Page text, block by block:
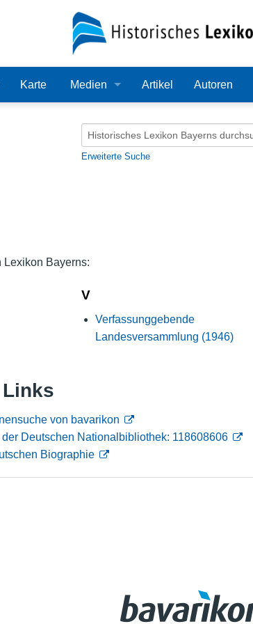
Karte Medien
Audio
Artikel Autoren
Erweiterte Suche
Bayerns:
V
Verfassunggebende
Landesversammlung (1946)
von bavarikon
Deutschen Nationalbibliothek: 118608606
Biographie